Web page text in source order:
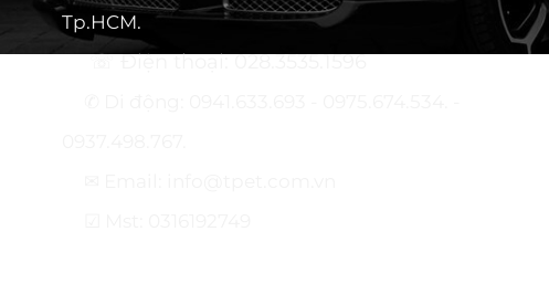
Tp.HCM.
☏ Điện thoại: 028.3535.1596